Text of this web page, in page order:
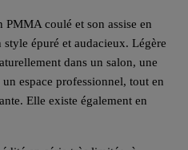
PMMA coulé et son assise en
épuré et audacieux. Légère
dans un salon, une
espace professionnel, tout en
Elle existe également en